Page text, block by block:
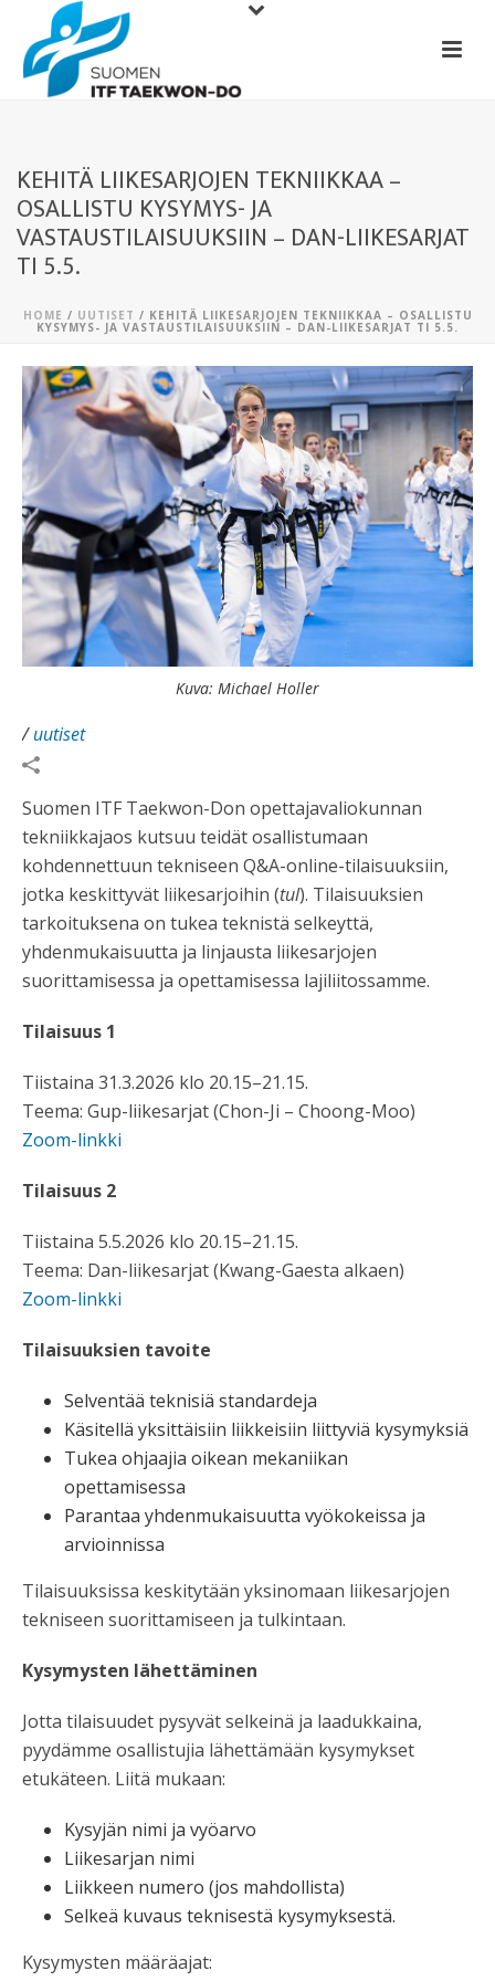
KEHITÄ LIIKESARJOJEN TEKNIIKKAA –
OSALLISTU KYSYMYS- JA
VASTAUSTILAISUUKSIIN – DAN-LIIKESARJAT
TI 5.5.
HOME / UUTISET / KEHITÄ LIIKESARJOJEN TEKNIIKKAA – OSALLISTU
KYSYMYS- JA VASTAUSTILAISUUKSIIN – DAN-LIIKESARJAT TI 5.5.
Kuva: Michael Holler
/uutiset
Suomen ITF Taekwon-Don opettajavaliokunnan
tekniikkajaos kutsuu teidät osallistumaan
kohdennettuun tekniseen Q&A-online-tilaisuuksiin,
jotka keskittyvät liikesarjoihin (tul). Tilaisuuksien
tarkoituksena on tukea teknistä selkeyttä,
yhdenmukaisuutta ja linjausta liikesarjojen
suorittamisessa ja opettamisessa lajiliitossamme.
Tilaisuus 1
Tiistaina 31.3.2026 klo 20.15–21.15.
Teema: Gup-liikesarjat (Chon-Ji – Choong-Moo)
Zoom-linkki
Tilaisuus 2
Tiistaina 5.5.2026 klo 20.15–21.15.
Teema: Dan-liikesarjat (Kwang-Gaesta alkaen)
Zoom-linkki
Tilaisuuksien tavoite
Selventää teknisiä standardeja
Käsitellä yksittäisiin liikkeisiin liittyviä kysymyksiä
Tukea ohjaajia oikean mekaniikan
opettamisessa
Parantaa yhdenmukaisuutta vyökokeissa ja
arvioinnissa
Tilaisuuksissa keskitytään yksinomaan liikesarjojen
tekniseen suorittamiseen ja tulkintaan.
Kysymysten lähettäminen
Jotta tilaisuudet pysyvät selkeinä ja laadukkaina,
pyydämme osallistujia lähettämään kysymykset
etukäteen. Liitä mukaan:
Kysyjän nimi ja vyöarvo
Liikesarjan nimi
Liikkeen numero (jos mahdollista)
Selkeä kuvaus teknisestä kysymyksestä.
Kysymysten määräajat: